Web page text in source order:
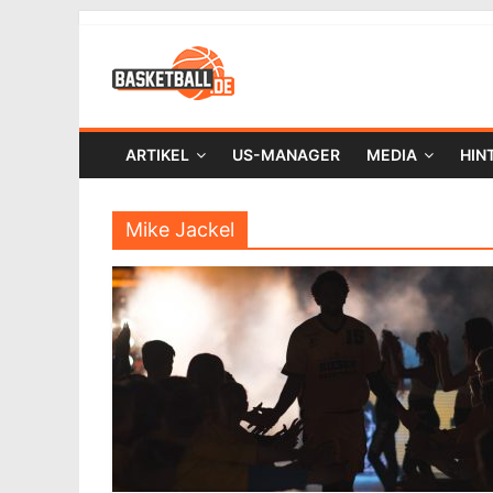
ARTIKEL US-MANAGER MEDIA
Mike Jackel